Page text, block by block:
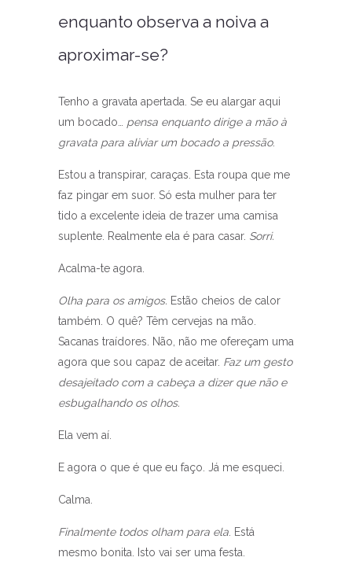
enquanto observa a noiva a
aproximar-se?
Tenho a gravata apertada. Se eu alargar aqui
um bocado… pensa enquanto dirige a mão à
gravata para aliviar um bocado a pressão.
Estou a transpirar, caraças. Esta roupa que me
faz pingar em suor. Só esta mulher para ter
tido a excelente ideia de trazer uma camisa
suplente. Realmente ela é para casar. Sorri.
Acalma-te agora.
Olha para os amigos. Estão cheios de calor
também. O quê? Têm cervejas na mão.
Sacanas traídores. Não, não me ofereçam uma
agora que sou capaz de aceitar. Faz um gesto
desajeitado com a cabeça a dizer que não e
esbugalhando os olhos.
Ela vem aí.
E agora o que é que eu faço. Já me esqueci.
Calma.
Finalmente todos olham para ela. Está
mesmo bonita. Isto vai ser uma festa.